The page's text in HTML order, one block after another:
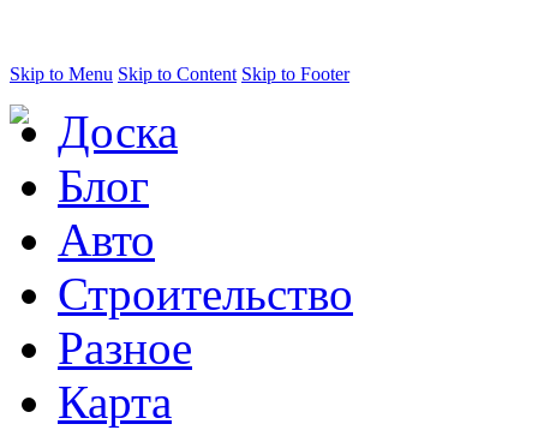
Skip to Menu Skip to Content Skip to Footer
Доска
Блог
Авто
Строительство
Разное
Карта